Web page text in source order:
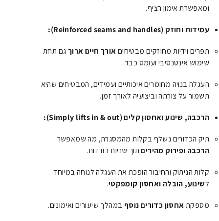
ומאפשרת אימון רציף.
עמידות וחוזק (Reinforced seams and handles):
תפרים וידיות מחוזקים מבטיחיםאורך חיים ארוךגם תחת
שימוש אינטנסיבי ועומס כבד.
העגלה בנויה מחומרים איכותיים ועמידים, המבטיחים שהיא
תשמור על צורתה וביצועיה לאורך זמן.
הרכבה, שינוע ואחסון קלים (Simply lifts in & out):
תיק הכדורים נשלף בקלות מהמסגרת, מה שמאפשר
הרכבה ופירוק מהיריםתוך שניות בודדות.
קלות הניתוק והחיבור הופכת את העגלה לנוחה במיוחד
לשינוע, הובלה ואחסון קומפקטי.
מספקתאחסון כדורים נוסף במהלך שיעורים ואימונים.